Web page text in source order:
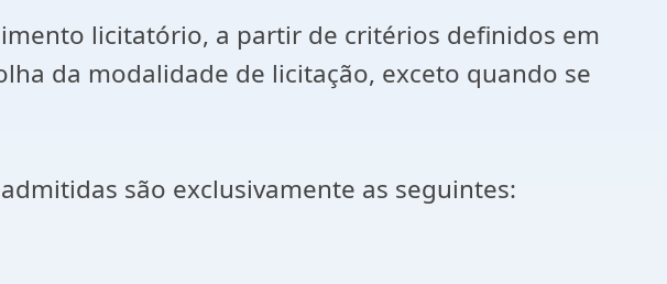
licitatório, a partir de critérios definidos em
da modalidade de licitação, exceto quando se
são exclusivamente as seguintes: